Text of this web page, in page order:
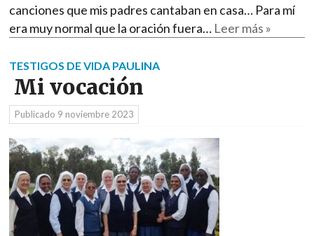
canciones que mis padres cantaban en casa… Para mí
era muy normal que la oración fuera… Leer más »
TESTIGOS DE VIDA PAULINA
Mi vocación
Publicado 9 noviembre 2023